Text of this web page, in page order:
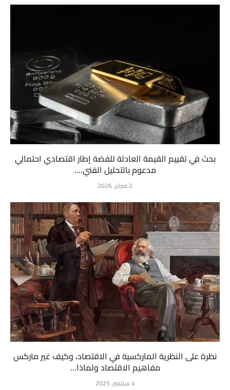
بحث في تقييم القيمة العادلة للفضة إطار اقتصادي احتمالي
مدعوم بالتحليل الفني....
2 فبراير، 2026
نظرة على النظرية الماركسية في الاقتصاد، وكيف غير ماركس
مفاهيم الاقتصاد ولماذا...
4 سبتمبر، 2025